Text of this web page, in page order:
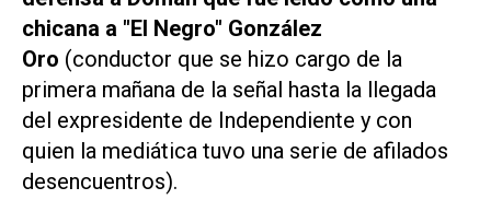
chicana a "El Negro" González
Oro (conductor que se hizo cargo de la
primera mañana de la señal hasta la llegada
del expresidente de Independiente y con
quien la mediática tuvo una serie de afilados
desencuentros).